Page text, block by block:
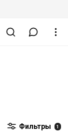
Фильтры 1